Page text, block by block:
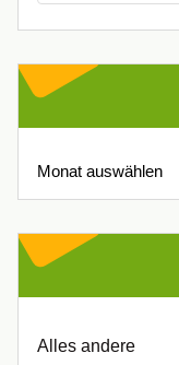
Alles andere